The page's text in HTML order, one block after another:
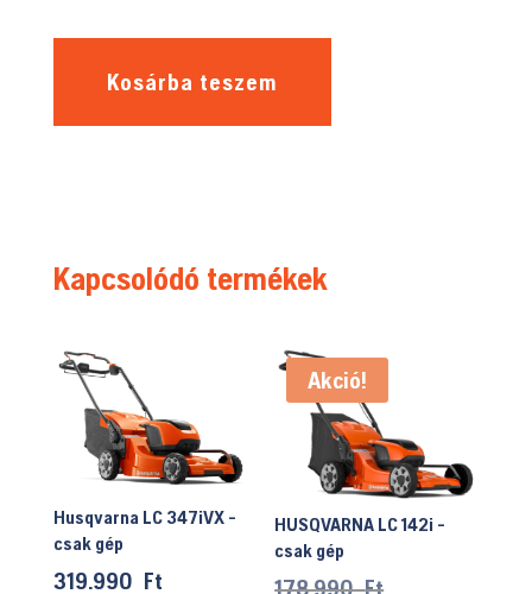
Kosárba teszem
Kapcsolódó termékek
Husqvarna LC 347iVX -
csak gép
319.990 Ft
Akció!
HUSQVARNA LC 142i -
csak gép
178.990FtOriginal